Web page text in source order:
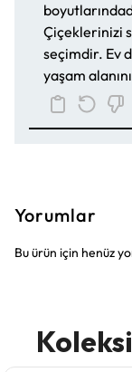
Çiçeklerinizi
seçimdir. Ev
yaşam
Yorumlar
Bu ürün için henüz